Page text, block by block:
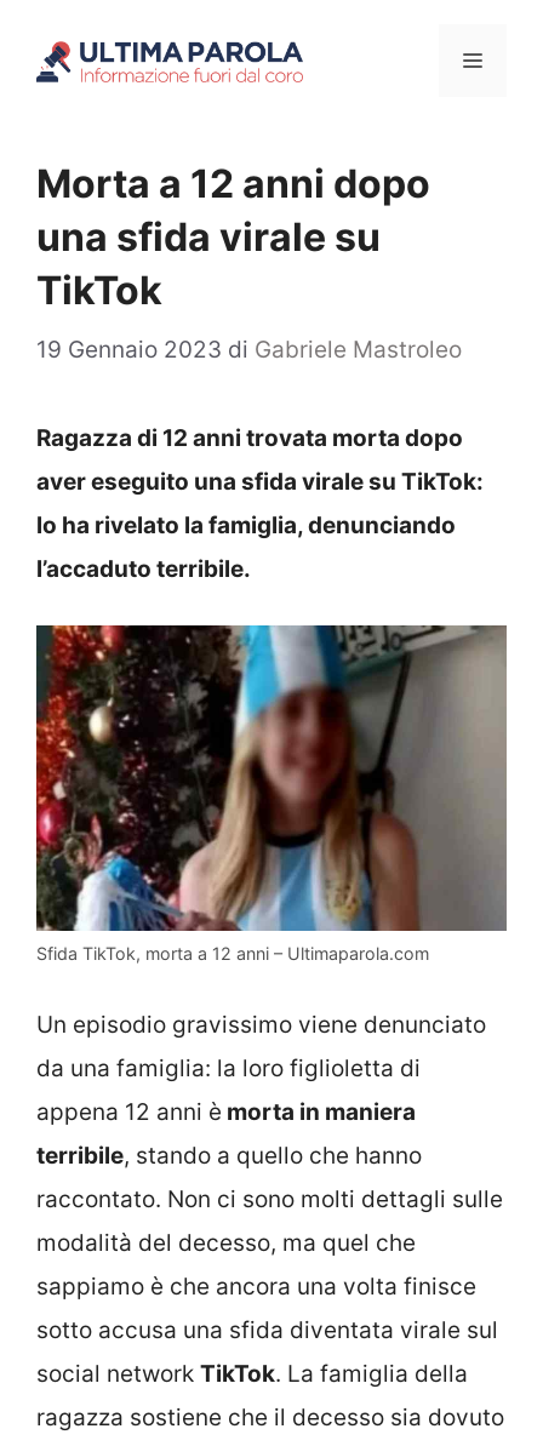
Menu
Morta a 12 anni dopo
una sfida virale su
TikTok
19 Gennaio 2023 di Gabriele Mastroleo
Ragazza di 12 anni trovata morta dopo
aver eseguito una sfida virale su TikTok:
lo ha rivelato la famiglia, denunciando
l’accaduto terribile.
Sfida TikTok, morta a 12 anni – Ultimaparola.com
Un episodio gravissimo viene denunciato
da una famiglia: la loro figlioletta di
appena 12 anni è morta in maniera
terribile, stando a quello che hanno
raccontato. Non ci sono molti dettagli sulle
modalità del decesso, ma quel che
sappiamo è che ancora una volta finisce
sotto accusa una sfida diventata virale sul
social network TikTok. La famiglia della
ragazza sostiene che il decesso sia dovuto